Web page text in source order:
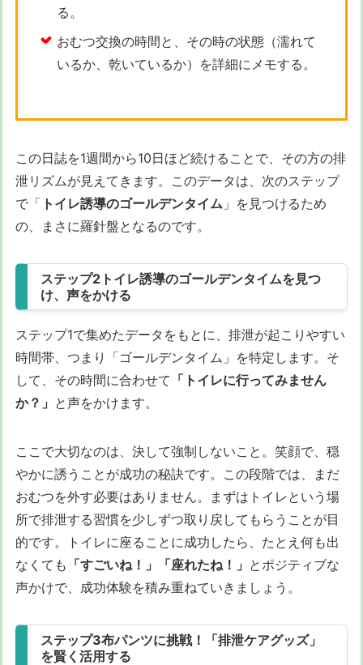
る。
おむつ交換の時間と、その時の状態（濡れて
いるか、乾いているか）を詳細にメモする。
この日誌を1週間から10日ほど続けることで、その方の排
泄リズムが見えてきます。このデータは、次のステップ
で「 トイレ誘導のゴールデンタイム 」を見つけるため
の、まさに羅針盤となるのです。
ステップ2トイレ誘導のゴールデンタイムを見つ
け、声をかける
ステップ1で集めたデータをもとに、排泄が起こりやすい
時間帯、つまり「ゴールデンタイム」を特定します。そ
して、その時間に合わせて 「トイレに行ってみません
か？」 と声をかけます。
ここで大切なのは、決して強制しないこと。笑顔で、穏
やかに誘うことが成功の秘訣です。この段階では、まだ
おむつを外す必要はありません。まずはトイレという場
所で排泄する習慣を少しずつ取り戻してもらうことが目
的です。トイレに座ることに成功したら、たとえ何も出
なくても 「すごいね！」「座れたね！」 とポジティブな
声かけで、成功体験を積み重ねていきましょう。
ステップ3布パンツに挑戦！「排泄ケアグッズ」
を賢く活用する